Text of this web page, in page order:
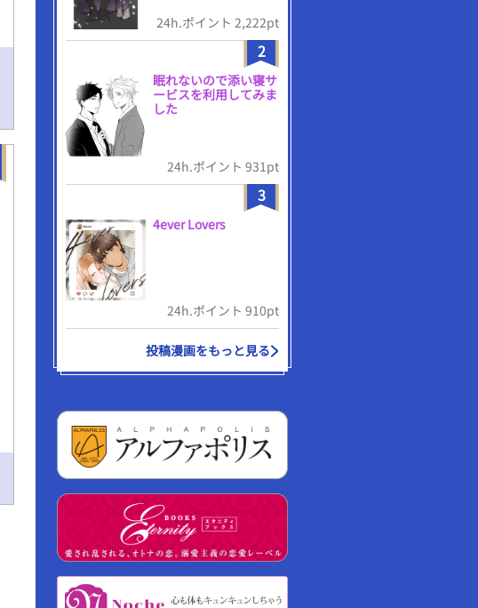
24h.ポイント 2,222pt
2
眠れないので添い寝サ
ービスを利用してみま
した
24h.ポイント 931pt
3
4ever Lovers
24h.ポイント 910pt
投稿漫画をもっと見る